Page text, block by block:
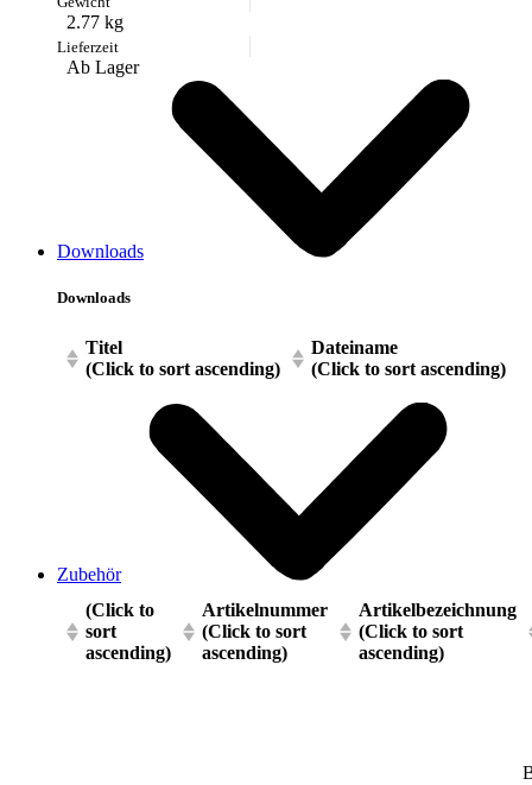
2.77 kg
Ab Lager
Downloads
Downloads
Titel
(Click to sort ascending)
Dateiname
(Click to sort ascending)
Zubehör
(Click to
sort
ascending)
Artikelnummer
(Click to sort
ascending)
Artikelbezeichnung
(Click to sort
ascending)